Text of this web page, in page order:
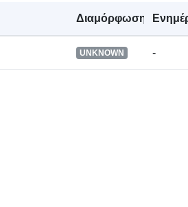
Διαμόρφωση
UNKNOWN -
Τύπος: